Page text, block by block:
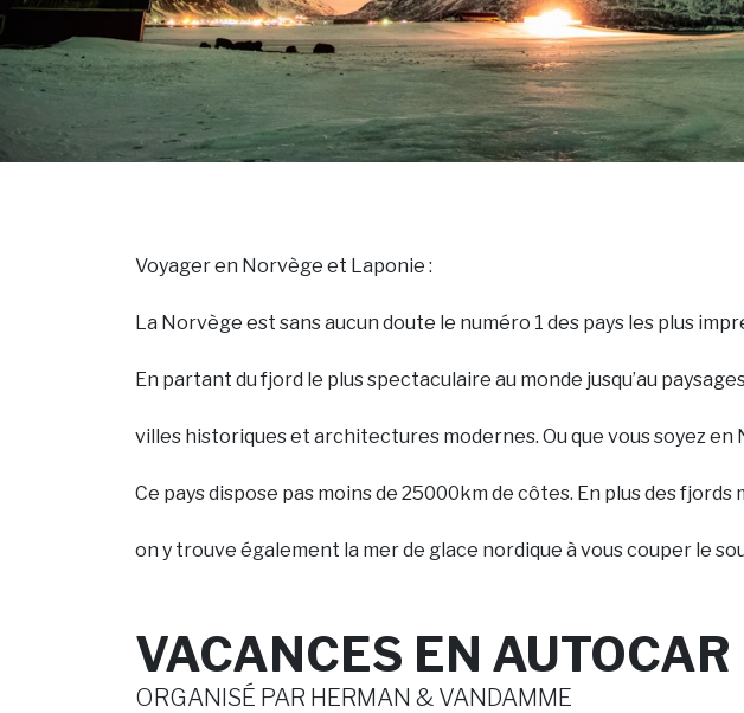
Voyager en Norvège et Laponie :
La Norvège est sans aucun doute le numéro 1 des pays les plus
En partant du fjord le plus spectaculaire au monde jusqu’au
villes historiques et architectures modernes. Ou que vous soyez en
Ce pays dispose pas moins de 25000km de côtes. En plus des
on y trouve également la mer de glace nordique à vous couper le
VACANCES EN AUTOCAR
ORGANISÉ PAR HERMAN & VANDAMME